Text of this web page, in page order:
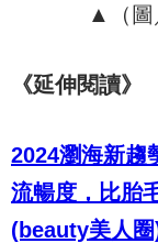
▲（圖
《延伸閱讀》
2024瀏海新趨
流暢度，比胎
(beauty美人圈